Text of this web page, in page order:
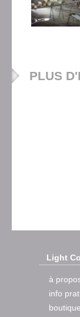
PLUS
Light
à
info
boutique